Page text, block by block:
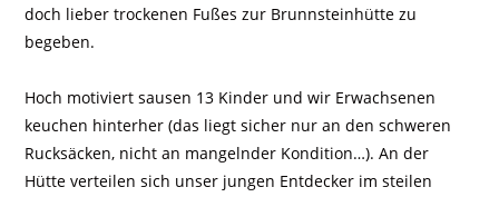
doch lieber trockenen Fußes zur Brunnsteinhütte zu
begeben.
Hoch motiviert sausen 13 Kinder und wir Erwachsenen
keuchen hinterher (das liegt sicher nur an den schweren
Rucksäcken, nicht an mangelnder Kondition…). An der
Hütte verteilen sich unser jungen Entdecker im steilen